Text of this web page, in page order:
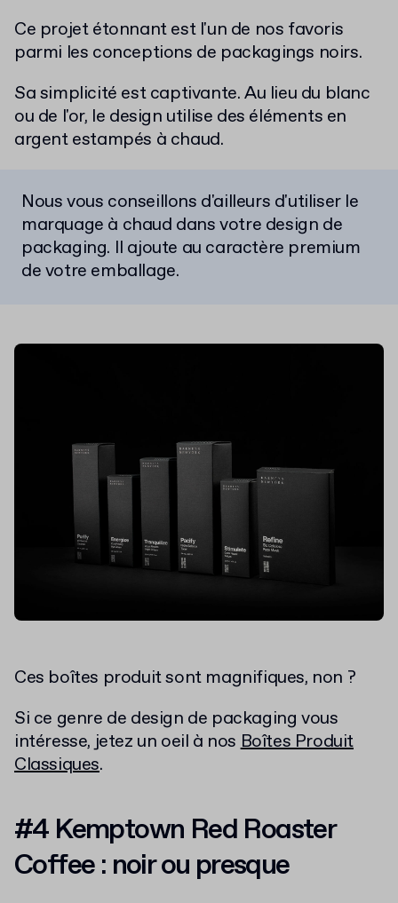
Ce projet étonnantest l'un de nos favoris
parmi les conceptions de packagings noirs.
Sa simplicité est captivante. Au lieu du blanc
ou de l'or, le design utilise des éléments en
argent estampés à chaud.
Nous vous conseillons d'ailleurs d'utiliser le
marquage à chaud dans votre design de
packaging. Il ajoute au caractère premium
de votre emballage.
Ces boîtes produit sont magnifiques, non ?
Si ce genre de design de packaging vous
intéresse, jetez un oeil à nosBoîtes Produit
Classiques.
#4 Kemptown Red Roaster
Coffee : noir ou presque